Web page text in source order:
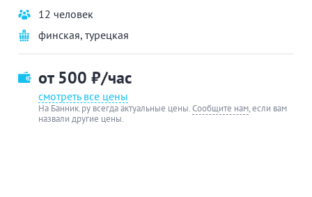
12 человек
финская, турецкая
от 500 ₽/час
смотреть все цены
На Банник.ру всегда актуальные цены.Сообщите нам, если вам
назвали другие цены.